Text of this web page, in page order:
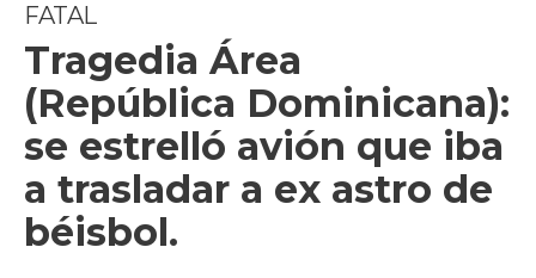
FATAL
Tragedia Área
(República Dominicana):
se estrelló avión que iba
a trasladar a ex astro de
béisbol.